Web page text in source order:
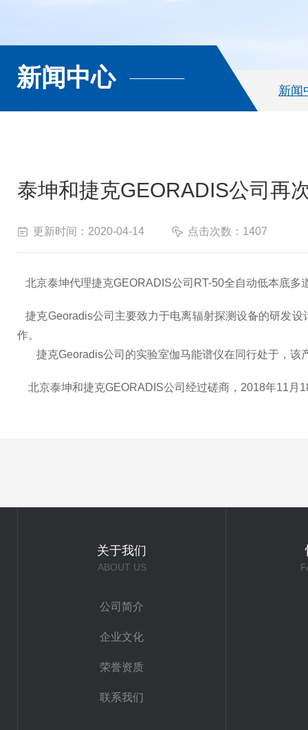
新闻中心 新闻
泰坤和捷克GEORADIS公司再
更新时间：2020-04-14 点击次数：1407
北京泰坤代理捷克GEORADIS公司RT-50全自动低本底多
捷克Georadis公司主要致力于电离辐射探测设备的研发
作。
捷克Georadis公司的实验室伽马能谱仪在同行处于，该
北京泰坤和捷克GEORADIS公司经过磋商，2018年11月
关于我们
ABOUT US
公司简介
企业文化
荣誉资质
联系我们